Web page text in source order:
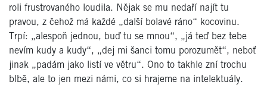
roli frustrovaného loudila. Nějak se mu nedaří najít tu
pravou, z čehož má každé „další bolavé ráno“ kocovinu.
Trpí: „alespoň jednou, buď tu se mnou“, „já teď bez tebe
nevím kudy a kudy“, „dej mi šanci tomu porozumět“, neboť
jinak „padám jako listí ve větru“. Ono to takhle zní trochu
blbě, ale to jen mezi námi, co si hrajeme na intelektuály.